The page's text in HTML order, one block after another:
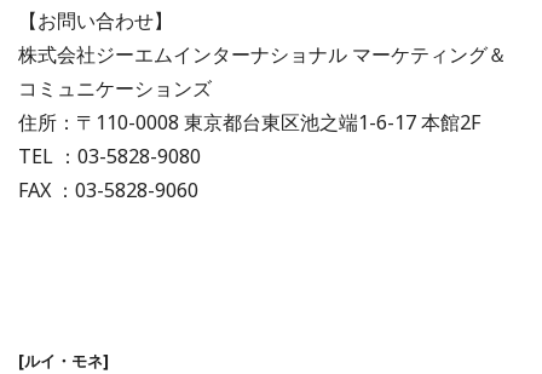
【お問い合わせ】
株式会社ジーエムインターナショナル マーケティング＆
コミュニケーションズ
住所：〒110-0008 東京都台東区池之端1-6-17 本館2F
TEL ：03-5828-9080
FAX ：03-5828-9060
[ルイ・モネ]